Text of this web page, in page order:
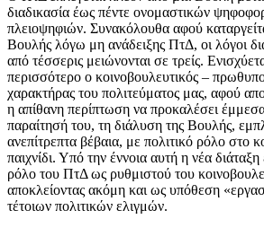
διαδικασία έως πέντε ονομαστικών
πλειοψηφιών. Συνακόλουθα αφού
Βουλής λόγω μη ανάδειξης ΠτΔ, οι λόγοι
από τέσσερις μειώνονται σε τρείς.
περισσότερο ο κοινοβουλευτικός –
χαρακτήρας του πολιτεύματος μας, αφού
η απίθανη περίπτωση να προκαλέσει
παραίτησή του, τη διάλυση της Βουλής,
ανεπίτρεπτα βέβαια, με πολιτικό ρόλο στο
παιχνίδι. Υπό την έννοια αυτή η νέα
ρόλο του ΠτΔ ως ρυθμιστού του
αποκλείοντας ακόμη και ως υπόθεση
τέτοιων πολιτικών ελιγμών.